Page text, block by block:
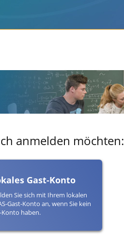
anmelden möchten:
Gast-Konto
Sie sich mit Ihrem lokalen
Gast-Konto an, wenn Sie kein
Konto haben.